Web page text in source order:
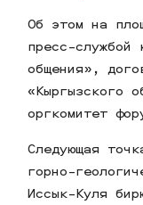
Об этом на
пресс-службой
общения»,
«Кыргызского
оргкомитет
Следующая
горно-
Иссык-Куля